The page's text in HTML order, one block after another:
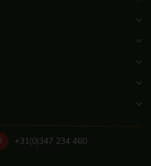
+31(0)347 234 460